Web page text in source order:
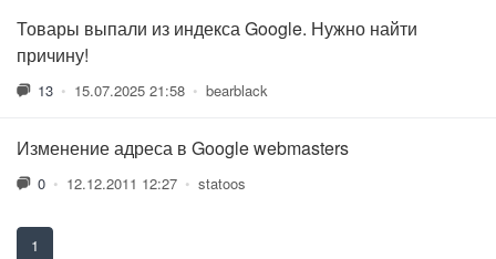
Товары выпали из индекса Google. Нужно найти
причину!
13 • 15.07.2025 21:58 • bearblack
Изменение адреса в Google webmasters
0 • 12.12.2011 12:27 • statoos
1